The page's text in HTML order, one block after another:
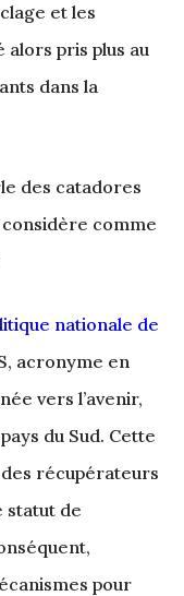
et les
pris plus au
dans la
des catadores
comme
nationale de
acronyme en
vers l’avenir,
du Sud. Cette
récupérateurs
statut de
pour